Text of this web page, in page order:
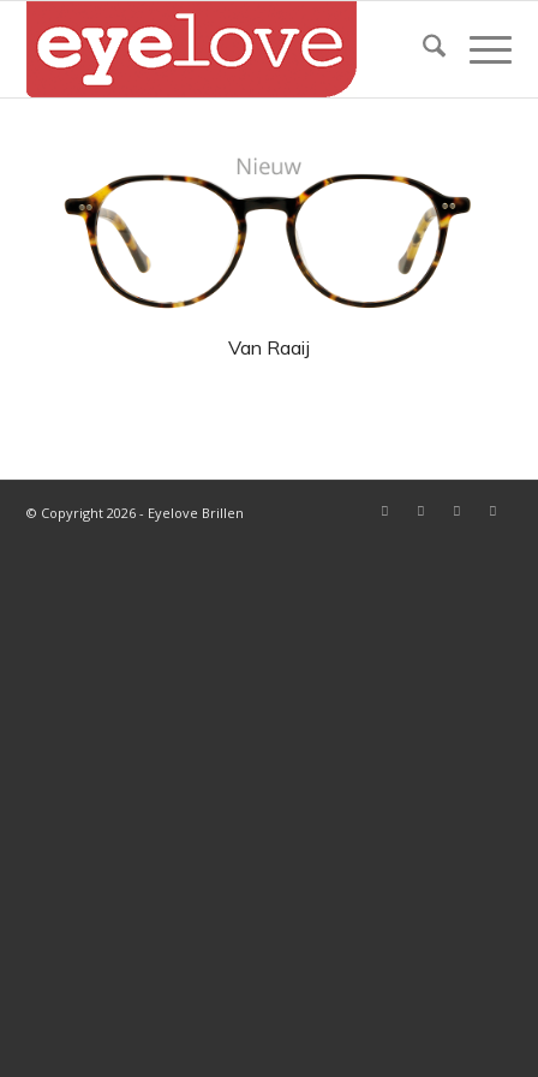
Van Raaij
© Copyright 2026 - Eyelove Brillen